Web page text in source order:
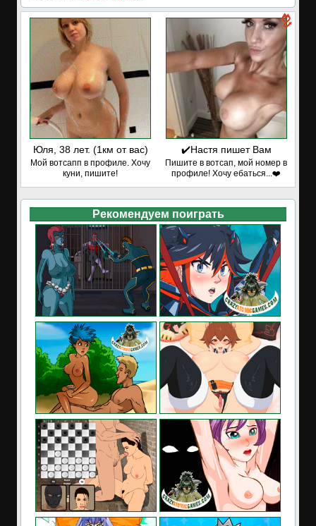
Юля, 38 лет. (1км от вас)
Мой вотсапп в профиле. Хочу
куни, пишите!
✔️Настя пишет Вам
Пишите в вотсап, мой номер в
профиле! Хочу ебаться...❤️
Рекомендуем поиграть